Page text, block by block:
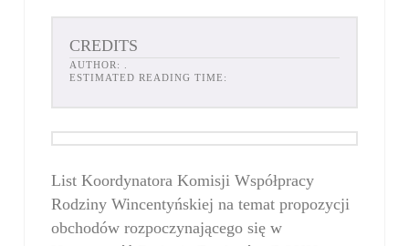
CREDITS
AUTHOR:
ESTIMATED READING TIME:
List Koordynatora Komisji Współpracy
Rodziny Wincentyńskiej na temat propozycji
obchodów rozpoczynającego się w